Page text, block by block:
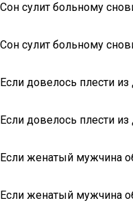
Сон сулит больному
Сон сулит больному
Если довелось плести
Если довелось плести
Если женатый мужчина
Если женатый мужчина